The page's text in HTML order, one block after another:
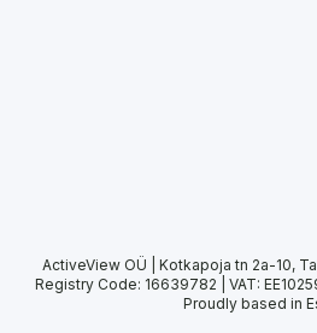
ActiveView OÜ | Kotkapoja tn 2a-10,
Registry Code: 16639782 | VAT:
Proudly based in